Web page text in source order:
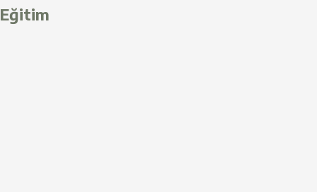
Eğitim